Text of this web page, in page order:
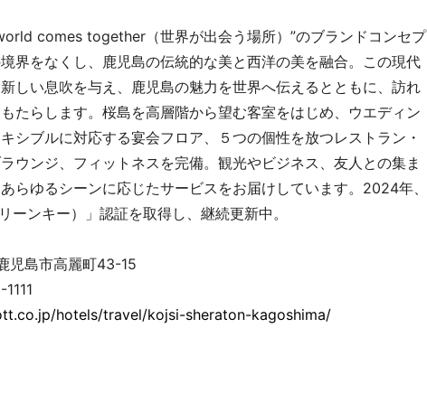
comes together（世界が出会う場所）”のブランドコンセプ
界をなくし、鹿児島の伝統的な美と西洋の美を融合。この現代
しい息吹を与え、鹿児島の魅力を世界へ伝えるとともに、訪れ
たらします。桜島を高層階から望む客室をはじめ、ウエディン
シブルに対応する宴会フロア、５つの個性を放つレストラン・
ウンジ、フィットネスを完備。観光やビジネス、友人との集ま
らゆるシーンに応じたサービスをお届けしています。2024年、
ンキー）」認証を取得し、継続更新中。
島市高麗町43-15
hotels/travel/kojsi-sheraton-kagoshima/